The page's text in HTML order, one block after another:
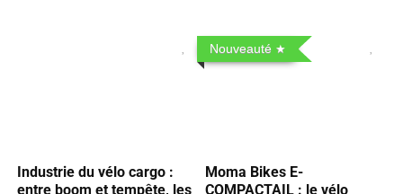
Industrie du vélo cargo :
entre boom et tempête, les
Nouveauté
Moma Bikes E-
COMPACTAIL : le vélo